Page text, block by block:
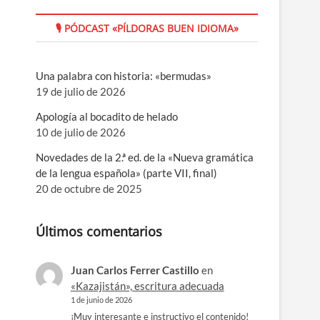
🎙 PÓDCAST «PÍLDORAS BUEN IDIOMA»
Una palabra con historia: «bermudas»
19 de julio de 2026
Apología al bocadito de helado
10 de julio de 2026
Novedades de la 2.ª ed. de la «Nueva gramática
de la lengua española» (parte VII, final)
20 de octubre de 2025
Últimos comentarios
Juan Carlos Ferrer Castillo en
«Kazajistán», escritura adecuada
1 de junio de 2026
¡Muy interesante e instructivo el contenido!